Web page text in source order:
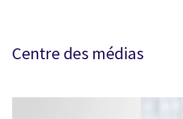
Centre des médias